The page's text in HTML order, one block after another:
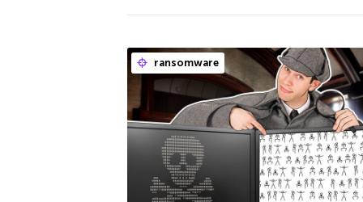
ransomware